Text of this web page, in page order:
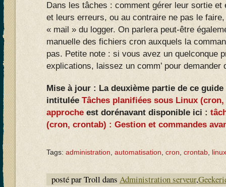
Dans les tâches : comment gérer leur sortie
et leurs erreurs, ou au contraire ne pas le
« mail » du logger. On parlera peut-être
manuelle des fichiers cron auxquels la
pas. Petite note : si vous avez un quelconque
explications, laissez un comm’ pour demander
Mise à jour : La deuxième partie de ce
intitulée Tâches planifiées sous Linux
approche est dorénavant disponible ici :
(cron, crontab) : Gestion et commandes
Tags: administration automatisation cron crontab linux
posté par Troll dans Administration serveur,